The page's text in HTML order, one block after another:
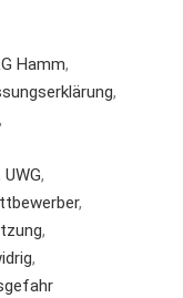
Hamm,
,
,
UWG,
,
,
,